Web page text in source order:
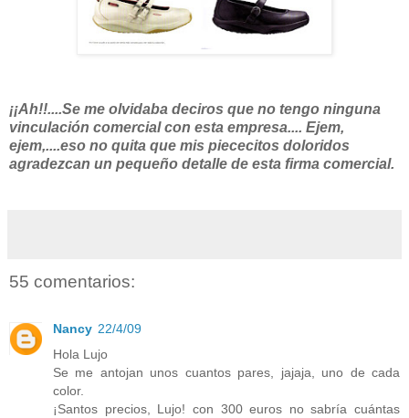
¡¡Ah!!....Se me olvidaba deciros que no tengo ninguna
vinculación comercial con esta empresa.... Ejem,
ejem,....eso no quita que mis piececitos doloridos
agradezcan un pequeño detalle de esta firma comercial.
55 comentarios:
Nancy 22/4/09
Hola Lujo
Se me antojan unos cuantos pares, jajaja, uno de cada
color.
¡Santos precios, Lujo! con 300 euros no sabría cuántas